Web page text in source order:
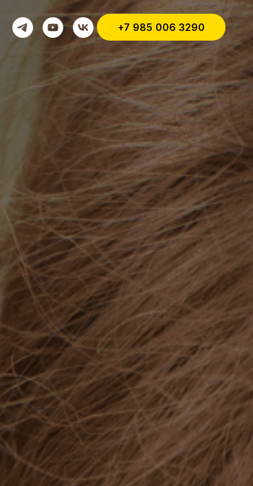
+7 985 006 3290